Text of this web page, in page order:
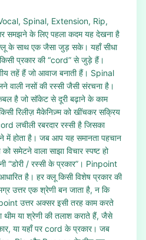
Vocal, Spinal, Extension, Rip,
समझने के लिए पहला कदम यह देखना है
के साथ एक जैसा जुड़ सके। यहाँ सीधा
प्रकार की “cord” से जुड़े हैं।
तहें हैं जो आवाज बनाती हैं। Spinal
वाली नसों की रस्सी जैसी संरचना है।
है जो सॉकेट से दूरी बढ़ाने के काम
रिलीज़ मैकेनिज़्म को खींचकर सक्रिय
लचीली रबरदार रस्सी है जिसका
में होता है। जब आप यह समानता पहचान
वाला साझा विचार स्पष्ट हो
“डोरी / रस्सी के प्रकार”। Pinpoint
है। हर क्लू किसी विशेष प्रकार की
उत्तर एक श्रेणी बन जाता है, न कि
उत्तर अक्सर इसी तरह काम करते
थीम या श्रेणी की तलाश कराते हैं, जैसे
या यहाँ पर cord के प्रकार। जब